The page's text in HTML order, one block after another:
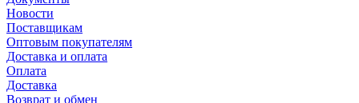
Новости
Поставщикам
Оптовым покупателям
Доставка и оплата
Оплата
Доставка
Возврат и обмен